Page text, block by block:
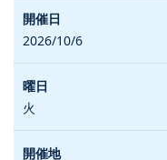
2026/10/6
火